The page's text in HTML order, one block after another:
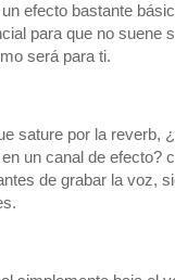
efecto bastante
para que no suene
será para ti.
sature por la reverb,
un canal de efecto?
de grabar la voz,